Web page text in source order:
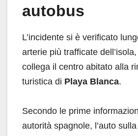
autobus
L’incidente si è verificato
arterie più trafficate
collega il centro abitato alla
turistica di Playa Blanca.
Secondo le prime
autorità spagnole, l’auto